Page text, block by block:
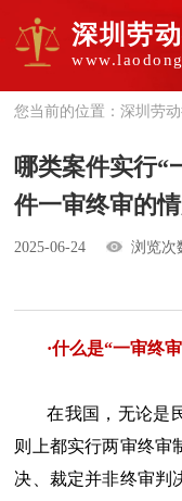
深圳劳
您当前的位置：深圳劳
哪类案件实行“
件一审终审的
2025-06-24 浏览次
·什么是“一审终
在我国，无论是
则上都实行两审终审
决、裁定并非终审判